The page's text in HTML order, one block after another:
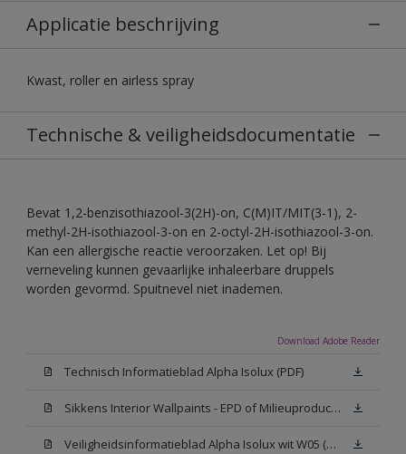
Applicatie beschrijving
Kwast, roller en airless spray
Technische & veiligheidsdocumentatie
Bevat 1,2-benzisothiazool-3(2H)-on, C(M)IT/MIT(3-1), 2-
methyl-2H-isothiazool-3-on en 2-octyl-2H-isothiazool-3-on.
Kan een allergische reactie veroorzaken. Let op! Bij
verneveling kunnen gevaarlijke inhaleerbare druppels
worden gevormd. Spuitnevel niet inademen.
Download Adobe Reader
Technisch Informatieblad Alpha Isolux (PDF)
Sikkens Interior Wallpaints - EPD of Milieuproductverklaring
Veiligheidsinformatieblad Alpha Isolux wit W05 (SDS)